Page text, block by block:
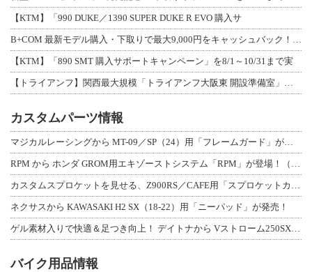
【KTM】「990 DUKE／1390 SUPER DUKE R EVO 購入サ
B+COM 最新モデル購入・下取りで最大9,000円をキャッシュバック！「B+F
【KTM】「890 SMT 購入サポートキャンペーン」を8/1～10/31まで実
【トライアンフ】関西最大規模「トライアンフ大阪東 開設準備室」がオープン！ 限定
カスタムパーツ情報
マジカルレーシングから MT-09／SP（24）用「フレームガード」が登場！
RPM から ホンダ GROM用エキゾーストシステム「RPM」が登場！（動画あり
カスタムスプロケットを見せる、Z900RS／CAFE用「スプロケットカバーフルキ
ネクサスから KAWASAKI H2 SX（18-22）用「ニーパッド」が発売！
ゲル素材入りで快適＆足つき向上！ デイトナから Vストローム250SX用「快適ロ
バイク用品情報